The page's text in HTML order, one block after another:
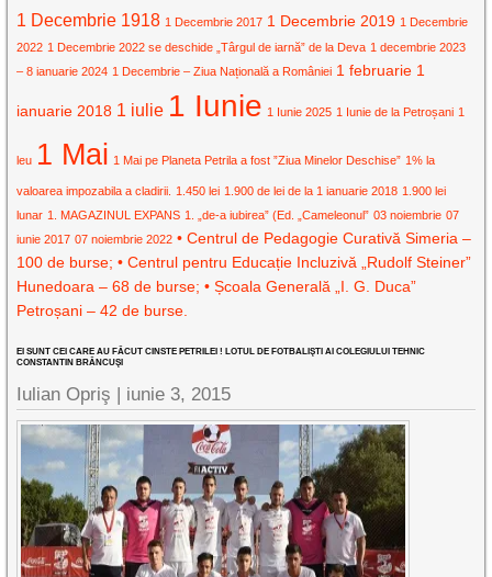
1 Decembrie 1918 1 Decembrie 2017 1 Decembrie 2019 1 Decembrie
2022 1 Decembrie 2022 se deschide „Târgul de iarnă” de la Deva 1 decembrie 2023
– 8 ianuarie 2024 1 Decembrie – Ziua Națională a României 1 februarie 1
ianuarie 2018 1 iulie 1 Iunie 1 Iunie 2025 1 Iunie de la Petroșani 1
leu 1 Mai 1 Mai pe Planeta Petrila a fost ”Ziua Minelor Deschise” 1% la
valoarea impozabila a cladirii. 1.450 lei 1.900 de lei de la 1 ianuarie 2018 1.900 lei
lunar 1. MAGAZINUL EXPANS 1. „de-a iubirea” (Ed. „Cameleonul” 03 noiembrie 07
iunie 2017 07 noiembrie 2022 • Centrul de Pedagogie Curativă Simeria –
100 de burse; • Centrul pentru Educație Incluzivă „Rudolf Steiner”
Hunedoara – 68 de burse; • Școala Generală „I. G. Duca”
Petroșani – 42 de burse.
EI SUNT CEI CARE AU FĂCUT CINSTE PETRILEI ! LOTUL DE FOTBALIŞTI AI COLEGIULUI TEHNIC
CONSTANTIN BRÂNCUŞI
Iulian Opriş | iunie 3, 2015